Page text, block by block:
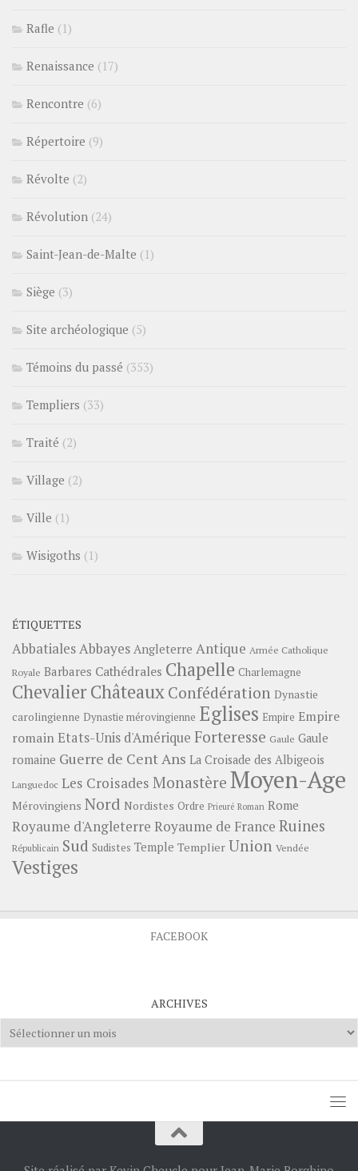
Rafle (1)
Renaissance (17)
Rencontre (6)
Répertoire (9)
Révolte (2)
Révolution (24)
Saint-Jean-de-Malte (1)
Siège (3)
Site archéologique (5)
Témoins du passé (353)
Templiers (33)
Traité (2)
Village (2)
Ville (1)
Wisigoths (1)
ÉTIQUETTES
Abbatiales Abbayes Angleterre Antique Armée Catholique
Royale Barbares Cathédrales Chapelle Charlemagne
ChevalierChâteauxConfédération Dynastie
carolingienne Dynastie mérovingienne Eglises Empire Empire
romainEtats-Unis d'Amérique Forteresse Gaule Gaule
romaine Guerre de Cent Ans La Croisade des Albigeois
Languedoc Les Croisades Monastère Moyen-Age
Mérovingiens Nord Nordistes Ordre Prieuré Roman Rome
Royaume d'Angleterre Royaume de France Ruines
Républicain Sud Sudistes Temple Templier Union Vendée
Vestiges
FACEBOOK
ARCHIVES
Archives